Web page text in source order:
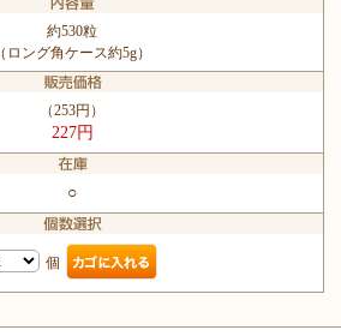
約530粒
（ロング角ケース約5g）
（253円）
227円
○
個